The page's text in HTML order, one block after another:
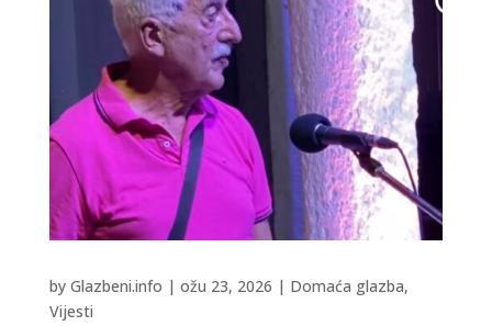
by Glazbeni.info | ožu 23, 2026 | Domaća glazba,
Vijesti